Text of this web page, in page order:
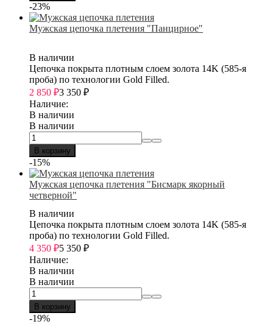
-23%
Мужская цепочка плетения "Панцирное"
В наличии
Цепочка покрыта плотным слоем золота 14K (585-я
проба) по технологии Gold Filled.
2 850 ₽3 350 ₽
Наличие:
В наличии
В наличии
В корзину
-15%
Мужская цепочка плетения "Бисмарк якорный
четверной"
В наличии
Цепочка покрыта плотным слоем золота 14K (585-я
проба) по технологии Gold Filled.
4 350 ₽5 350 ₽
Наличие:
В наличии
В наличии
В корзину
-19%